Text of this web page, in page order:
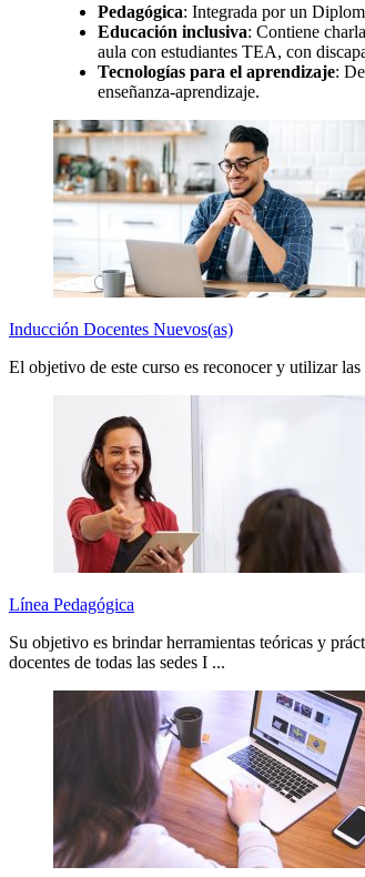
Pedagógica: Integrada por un
Educación inclusiva: Contiene
aula con estudiantes TEA, con
Tecnologías para el aprendizaje:
enseñanza-aprendizaje.
Inducción Docentes Nuevos(as)
El objetivo de este curso es reconocer y utilizar
Línea Pedagógica
Su objetivo es brindar herramientas teóricas y
docentes de todas las sedes I ...